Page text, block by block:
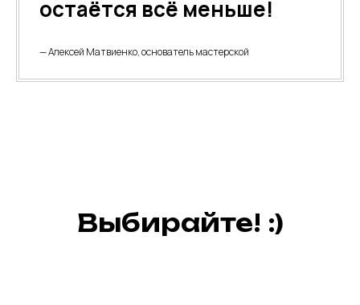
остаётся всё меньше!
— Алексей Матвиенко, основатель мастерской
Выбирайте! :)